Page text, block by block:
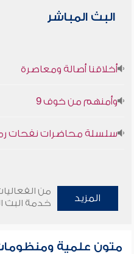
البث المباشر
أخلاقنا أصالة ومعاصرة
وأمنهم من خوف 9
سلسلة محاضرات نفحات
المزيد
من
خدمة البث
متون علمية